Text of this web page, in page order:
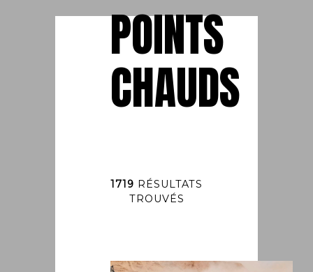
POINTS
CHAUDS
1719 RÉSULTATS
TROUVÉS